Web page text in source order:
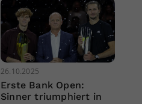
26.10.2025
Erste Bank Open:
Sinner triumphiert in